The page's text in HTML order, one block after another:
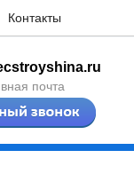
Контакты
почта